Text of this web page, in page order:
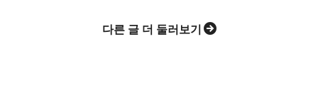
다른 글 더 둘러보기